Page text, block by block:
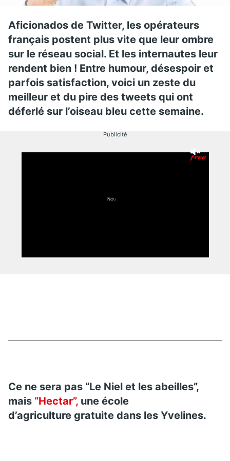
Aficionados de Twitter, les opérateurs
français postent plus vite que leur ombre
sur le réseau social. Et les internautes leur
rendent bien ! Entre humour, désespoir et
parfois satisfaction, voici un zeste du
meilleur et du pire des tweets qui ont
déferlé sur l’oiseau bleu cette semaine.
Publicité
Ce ne sera pas “Le Niel et les abeilles”,
mais “Hectar”, une école
d’agriculture gratuite dans les Yvelines.